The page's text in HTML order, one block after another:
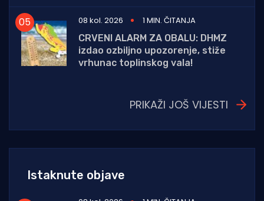
08 kol. 2026
1 MIN. ČITANJA
CRVENI ALARM ZA OBALU: DHMZ
izdao ozbiljno upozorenje, stiže
vrhunac toplinskog vala!
PRIKAŽI JOŠ VIJESTI
Istaknute objave